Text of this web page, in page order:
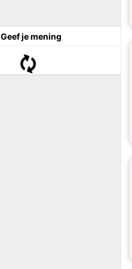
Geef je mening